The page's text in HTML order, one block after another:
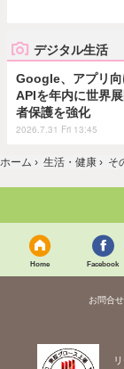
デジタル生活
Google、アプリ
APIを年内に世界
者保護を強化
2026.7.31 Fri 13:45
ホーム › 生活・健康 › そ
Home Facebook
お問合せ